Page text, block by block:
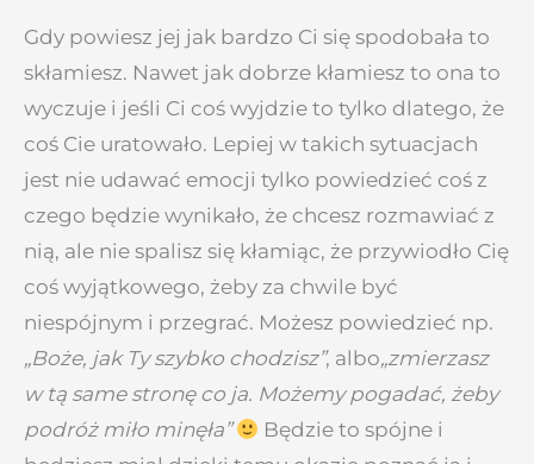
Gdy powiesz jej jak bardzo Ci się spodobała to
skłamiesz. Nawet jak dobrze kłamiesz to ona to
wyczuje i jeśli Ci coś wyjdzie to tylko dlatego, że
coś Cie uratowało. Lepiej w takich sytuacjach
jest nie udawać emocji tylko powiedzieć coś z
czego będzie wynikało, że chcesz rozmawiać z
nią, ale nie spalisz się kłamiąc, że przywiodło Cię
coś wyjątkowego, żeby za chwile być
niespójnym i przegrać. Możesz powiedzieć np.
„Boże, jak Ty szybko chodzisz”, albo„zmierzasz
w tą same stronę co ja. Możemy pogadać, żeby
podróż miło minęła”
Będzie to spójne i